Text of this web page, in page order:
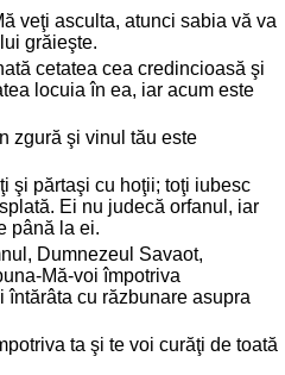
veţi asculta, atunci sabia vă va
grăieşte.
cetatea cea credincioasă şi
locuia în ea, iar acum este
zgură şi vinul tău este
şi părtaşi cu hoţii; toţi iubesc
Ei nu judecă orfanul, iar
până la ei.
Dumnezeul Savaot,
Mă-voi împotriva
întărâta cu răzbunare asupra
ta şi te voi curăţi de toată